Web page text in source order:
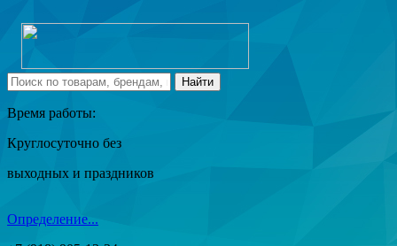
Время работы:
Круглосуточно без
выходных и праздников
Определение...